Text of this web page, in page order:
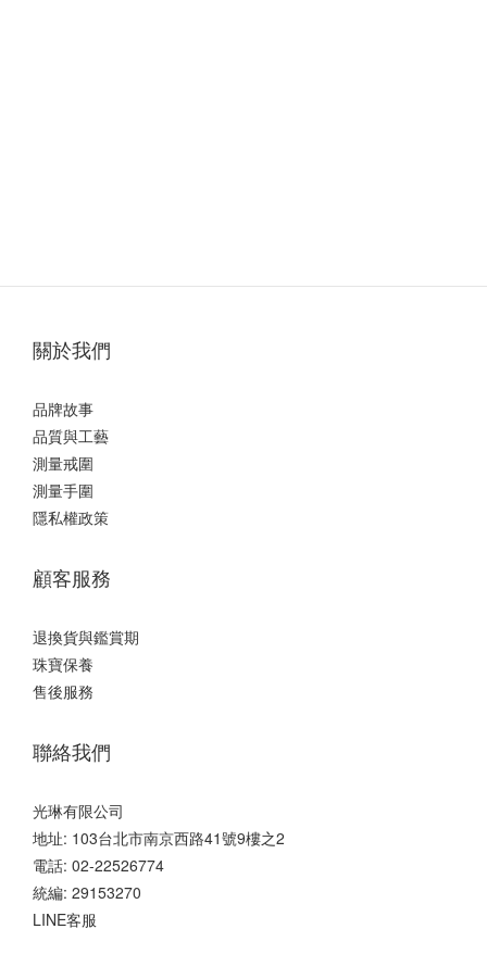
關於我們
品牌故事
品質與工藝
測量戒圍
測量手圍
隱私權政策
顧客服務
退換貨與鑑賞期
珠寶保養
售後服務
聯絡我們
光琳有限公司
地址: 103台北市南京西路41號9樓之2
電話: 02-22526774
統編: 29153270
LINE客服